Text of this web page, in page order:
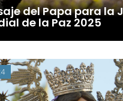
del Papa para la
de la Paz 2025